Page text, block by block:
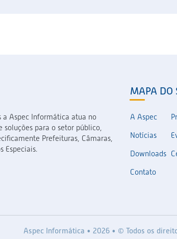
a Aspec Informática atua no
soluções para o setor público,
Prefeituras, Câmaras,
Especiais.
MAPA DO
A Aspec
Notícias
Downloads
Contato
Aspec Informática • 2026 • © Todos os